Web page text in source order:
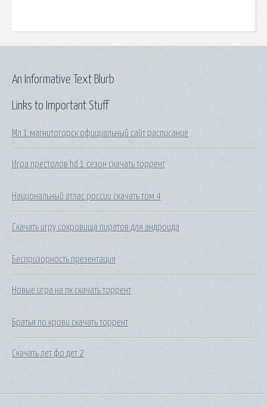
Links to Important Stuff
Мл 1 магнитогорск официальный сайт расписание
Игра престолов hd 1 сезон скачать торрент
Национальный атлас россии скачать том 4
Скачать игру сокровища пиратов для андроида
Беспризорность презентация
Новые игра на пк скачать торрент
Братья по крови скачать торрент
Скачать лет фо дет 2
An Informative Text Blurb